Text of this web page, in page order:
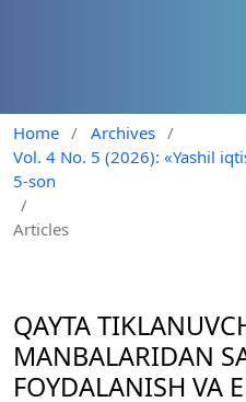
Home / Archives /
Vol. 4 No. 5 (2026): «Yashil
5-son
/
Articles
QAYTA
MANBALARIDAN
FOYDALANISH VA